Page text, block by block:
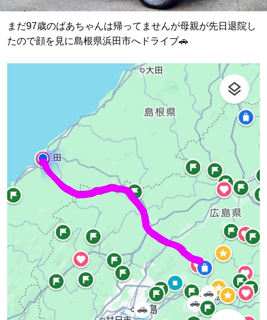
まだ97歳のばあちゃんは帰ってませんが母親が先日退院し
たので顔を見に島根県浜田市へドライブ🚗